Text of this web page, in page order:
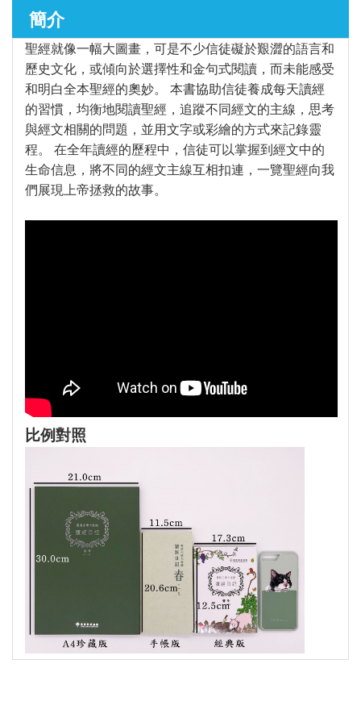
靈修／讀經 ►
聆聽系列 ►
兒童青少年系列 ►
簡介
聖經就像一幅大圖畫，可是不少信徒礙於艱澀的語言和
歷史文化，或傾向於選擇性和金句式閱讀，而未能感受
和明白全本聖經的奧妙。 本書協助信徒養成每天讀經
的習慣，均衡地閱讀聖經，追蹤不同經文的主線，思考
與經文相關的問題，並用文字或彩繪的方式來記錄靈
程。 在全年讀經的歷程中，信徒可以掌握到經文中的
生命信息，將不同的經文主線互相扣連，一覽聖經向我
們展現上帝拯救的故事。
比例對照